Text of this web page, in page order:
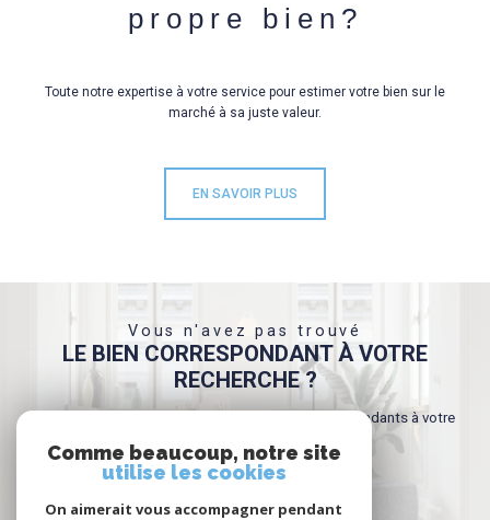
propre bien?
Toute notre expertise à votre service pour estimer votre bien sur le
marché à sa juste valeur.
EN SAVOIR PLUS
Vous n'avez pas trouvé
LE BIEN CORRESPONDANT À VOTRE
RECHERCHE ?
Créer une alerte email et recevez les biens correspondants à votre
recherche dans votre boîte mail !
CRÉER L'ALERTE
Comme beaucoup, notre site
utilise les cookies
On aimerait vous accompagner pendant